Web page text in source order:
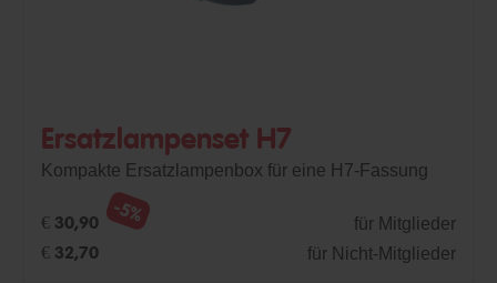
Ersatzlampenset H7
Kompakte Ersatzlampenbox für eine H7-Fassung
€ 30,90 -5% für Mitglieder
€ 32,70 für Nicht-Mitglieder